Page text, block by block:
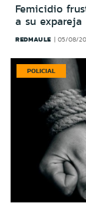
Femicidio
a su
REDMAULE 05/08/
POLICIAL